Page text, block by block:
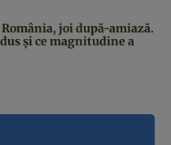
joi după-amiază.
și ce magnitudine a